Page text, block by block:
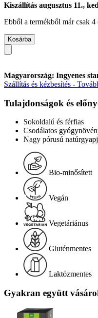
Kiszállítás augusztus 11.,
Ebből a termékből már csak
Kosárba
Magyarország: Ingyenes
Szállítás és kézbesítés -
Tulajdonságok és
Sokoldalú és férfias
Csodálatos
Nagy pórusú
Bio-minősített
Vegán
Vegetáriánus
Gluténmentes
Laktózmentes
Gyakran együtt